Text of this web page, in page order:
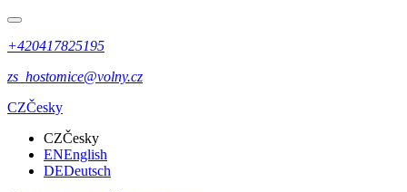
+420417825195
zs_hostomice@volny.cz
CZČesky
CZČesky
ENEnglish
DEDeutsch